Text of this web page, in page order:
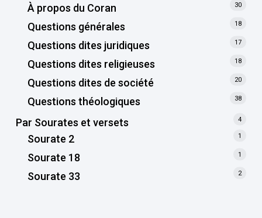
À propos du Coran 30
Questions générales 18
Questions dites juridiques 17
Questions dites religieuses 18
Questions dites de société 20
Questions théologiques 38
Par Sourates et versets 4
Sourate 2 1
Sourate 18 1
Sourate 33 2